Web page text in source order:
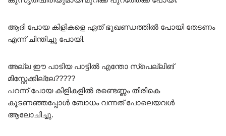
ആദി പോയ കിളികളെ ഏത് ഭൂഖണ്ഡത്തിൽ പോയി തേടണം
എന്ന് ചിന്തിച്ചു പോയി.
അല്ല ഈ പാടിയ പാട്ടിൽ എന്തോ സ്പെല്ലിങ്
മിസ്റ്റേക്കില്ലേ?????
പറന്ന് പോയ കിളികളിൽ രണ്ടെണ്ണം തിരികെ
കൂടണഞ്ഞപ്പോൾ ബോധം വന്നത് പോലെയവൾ
ആലോചിച്ചു.